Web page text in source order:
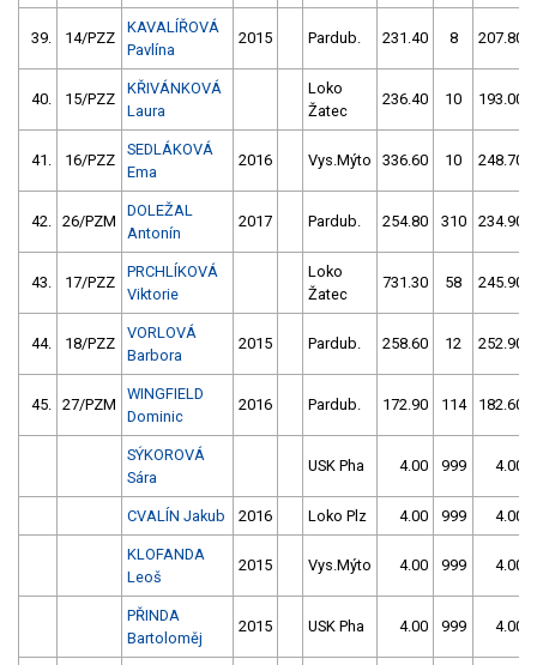
39. 14/PZZ
KAVALÍŘOVÁ
Pavlína
2015 Pardub. 231.40 8 207.80
40. 15/PZZ
KŘIVÁNKOVÁ
Laura
Loko
Žatec
236.40 10 193.00
41. 16/PZZ
SEDLÁKOVÁ
Ema
2016 Vys.Mýto 336.60 10 248.70
42. 26/PZM
DOLEŽAL
Antonín
2017 Pardub. 254.80 310 234.90
43. 17/PZZ
PRCHLÍKOVÁ
Viktorie
Loko
Žatec
731.30 58 245.90
44. 18/PZZ
VORLOVÁ
Barbora
2015 Pardub. 258.60 12 252.90
45. 27/PZM
WINGFIELD
Dominic
2016 Pardub. 172.90 114 182.60
SÝKOROVÁ
Sára
USK Pha 4.00 999 4.00
CVALÍN Jakub 2016 Loko Plz 4.00 999 4.00
KLOFANDA
Leoš
2015 Vys.Mýto 4.00 999 4.00
PŘINDA
Bartoloměj
2015 USK Pha 4.00 999 4.00